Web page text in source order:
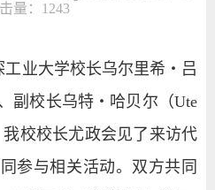
量：
1243
业大学校长乌尔里希・吕
副校长乌特・哈贝尔（Ute
校校长尤政会见了来访代
参与相关活动。双方共同